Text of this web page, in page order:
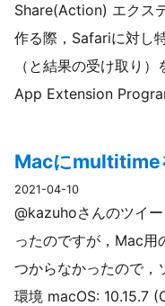
Share(Action) エクス
作る際，Safariに対し
（と結果の受け取り
App Extension
Macにmultitime
2021-04-10
@kazuhoさんのツイ
ったのですが，Mac
つからなかったので，
環境 macOS: 10.15.7